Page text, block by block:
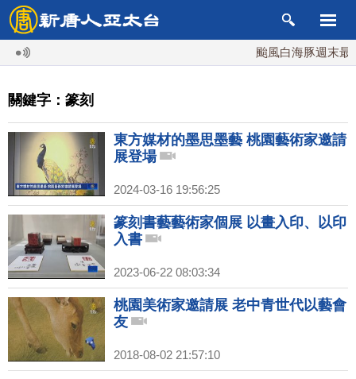
颱風白海豚週末最
關鍵字：篆刻
東方媒材的墨思墨藝 桃園藝術家邀請
展登場
2024-03-16 19:56:25
篆刻書藝藝術家個展 以畫入印、以印
入書
2023-06-22 08:03:34
桃園美術家邀請展 老中青世代以藝會
友
2018-08-02 21:57:10